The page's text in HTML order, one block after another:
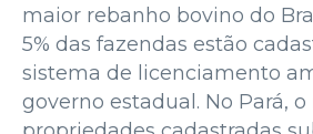
maior rebanho bovino do
5% das fazendas estão
sistema de licenciamento
governo estadual. No Pará,